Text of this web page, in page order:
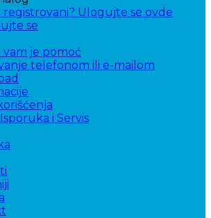
registrovani? Ulogujte se ovde
se
je pomoć
telefonom ili e-mailom
i Servis